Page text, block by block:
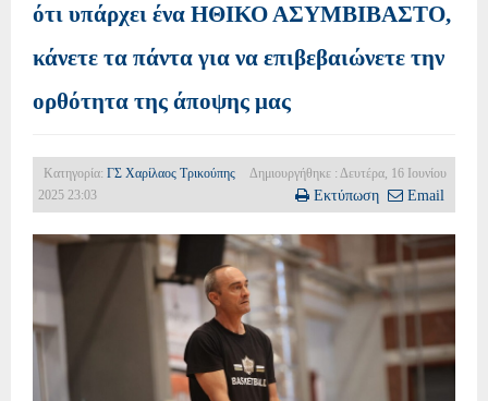
ότι υπάρχει ένα ΗΘΙΚΟ ΑΣΥΜΒΙΒΑΣΤΟ,
κάνετε τα πάντα για να επιβεβαιώνετε την
ορθότητα της άποψης μας
Κατηγορία: ΓΣ Χαρίλαος Τρικούπης
Δημιουργήθηκε : Δευτέρα, 16 Ιουνίου
2025 23:03
Εκτύπωση Email